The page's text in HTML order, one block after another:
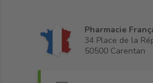
Pharmacie
34 Place de la
50500 Carentan